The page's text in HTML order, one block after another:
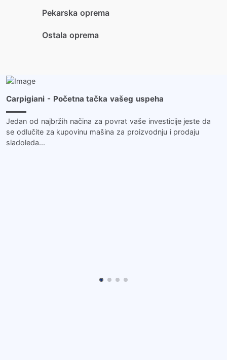
Pekarska oprema
Ostala oprema
Carpigiani - Početna tačka vašeg uspeha
Jedan od najbržih načina za povrat vaše investicije jeste da
se odlučite za kupovinu mašina za proizvodnju i prodaju
sladoleda...